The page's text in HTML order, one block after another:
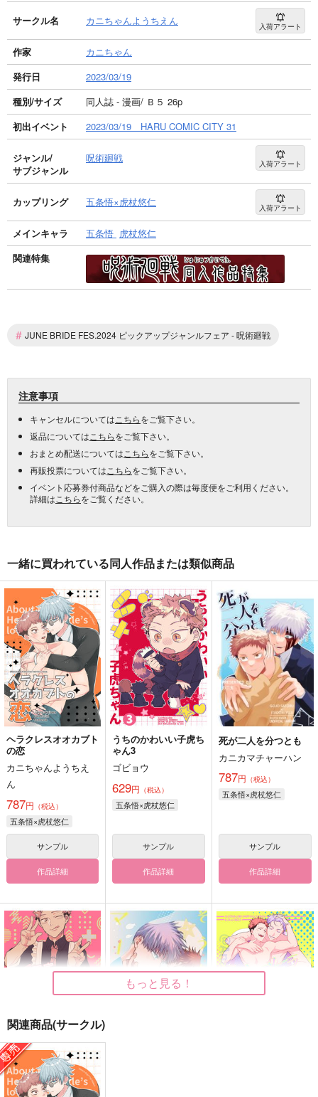
サークル名 カニちゃんようちえん 入荷アラート
作家
カニちゃん
発行日
2023/03/19
種別/サイズ
同人誌 - 漫画/ Ｂ５ 26p
初出イベント
2023/03/19 HARU COMIC CITY 31
ジャンル/
サブジャンル
呪術廻戦 入荷アラート
カップリング 五条悟×虎杖悠仁 入荷アラート
メインキャラ 五条悟 虎杖悠仁
関連特集
# JUNE BRIDE FES.2024 ピックアップジャンルフェア - 呪術廻戦
注意事項
キャンセルについては こちらをご覧下さい。
返品については こちらをご覧下さい。
おまとめ配送については こちらをご覧下さい。
再販投票については こちらをご覧下さい。
イベント応募券付商品などをご購入の際は毎度便をご利用ください。
詳細は こちらをご覧ください。
一緒に買われている同人作品または類似商品
ヘラクレスオオカブト
の恋
カニちゃんようちえ
ん
787円 （税込）
五条悟×虎杖悠仁
サンプル
作品詳細
うちのかわいい子虎ち
ゃん3
ゴビョウ
629円 （税込）
五条悟×虎杖悠仁
サンプル
作品詳細
死が二人を分つとも
カニカマチャーハン
787円 （税込）
五条悟×虎杖悠仁
サンプル
作品詳細
一日限定メイドちゃ
ん！
ゴビョウ
もっと見る！
関連商品(サークル)